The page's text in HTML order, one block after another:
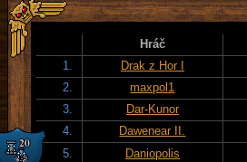
Hráč
1.
Drak z Hor I
2.
maxpol1
3.
Dar-Kunor
4.
Dawenear II.
5.
Daniopolis